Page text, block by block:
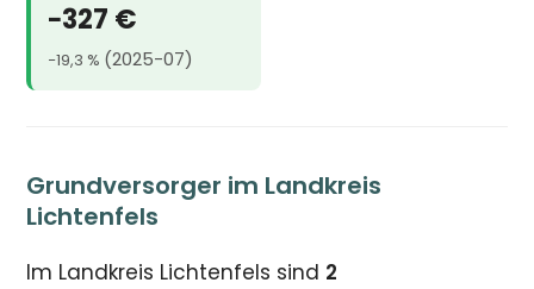
−327 €
−19,3 % (2025-07)
Grundversorger im Landkreis
Lichtenfels
Im Landkreis Lichtenfels sind 2